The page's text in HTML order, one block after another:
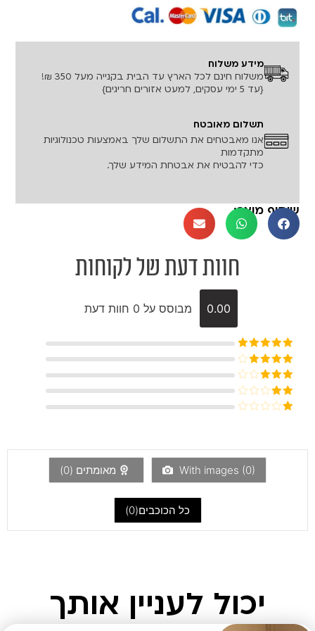
מידע משלוח
משלוח חינם לכל הארץ עד הבית בקנייה מעל 350 ₪!
{עד 5 ימי עסקים, למעט אזורים חריגים}
תשלום מאובטח
אנו מאבטחים את התשלום שלך באמצעות טכנולוגיות
מתקדמות
כדי להבטיח את אבטחת המידע שלך.
שיתוף מוצר:
חוות דעת של לקוחות
0.00 מבוסס על 0 חוות דעת
דורג5מתוך
5
דורג4
דורג3
מתוך 5
דורג
5
With images (0) מאומתים (0
)
כל הכוכבים(0
)
יכול לעניין אותך